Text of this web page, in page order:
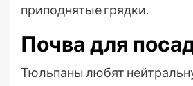
приподнятые грядки.
Почва для
Тюльпаны любят